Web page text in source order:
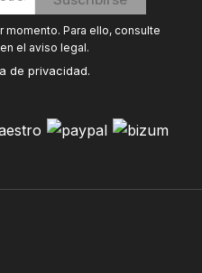
momento. Para ello, consulte
el aviso legal.
de privacidad.